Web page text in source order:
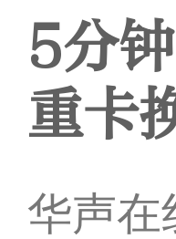
5分
重卡
华声在